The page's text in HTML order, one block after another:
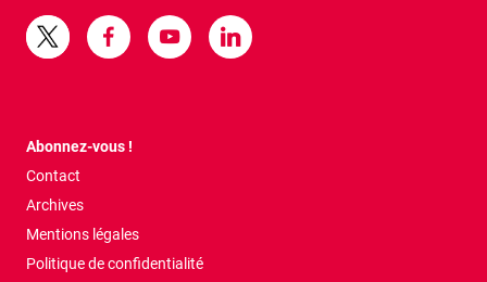
Abonnez-vous !
Contact
Archives
Mentions légales
Politique de confidentialité